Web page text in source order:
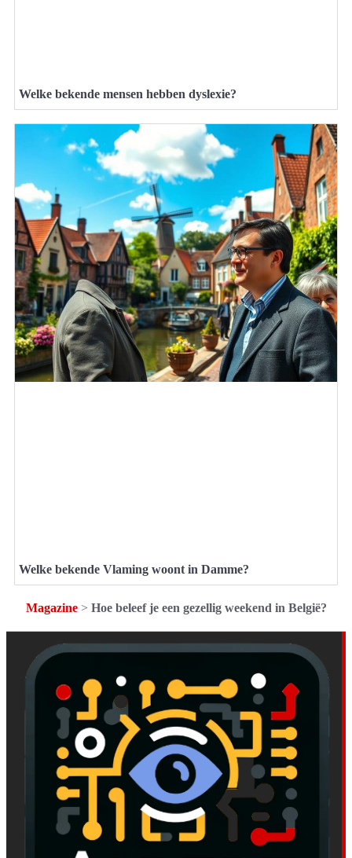
Welke bekende mensen hebben dyslexie?
Welke bekende Vlaming woont in Damme?
Magazine> Hoe beleef je een gezellig weekend in België?